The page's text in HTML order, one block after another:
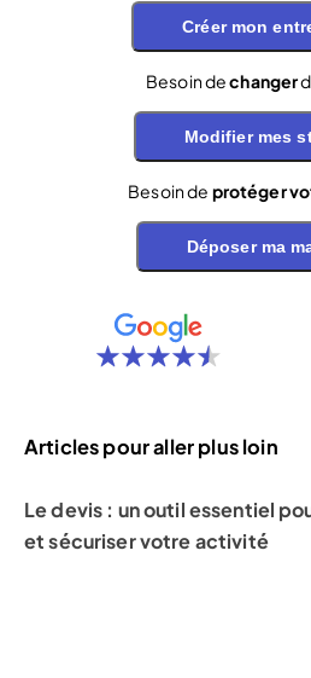
Créer mon
Besoin dechanger
Modifier mes
Besoin de protéger
Déposer ma
Articles pour aller plus loin
Le devis : un outil essentiel
et sécuriser votre activité